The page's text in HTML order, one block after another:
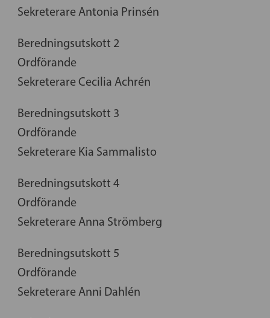
Sekreterare Antonia Prinsén
Beredningsutskott 2
Ordförande
Sekreterare Cecilia Achrén
Beredningsutskott 3
Ordförande
Sekreterare Kia Sammalisto
Beredningsutskott 4
Ordförande
Sekreterare Anna Strömberg
Beredningsutskott 5
Ordförande
Sekreterare Anni Dahlén